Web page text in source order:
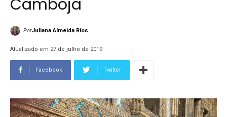
Camboja
PorJuliana Almeida Rios
Atualizado em 27 de julho de 2019
Facebook Twitter